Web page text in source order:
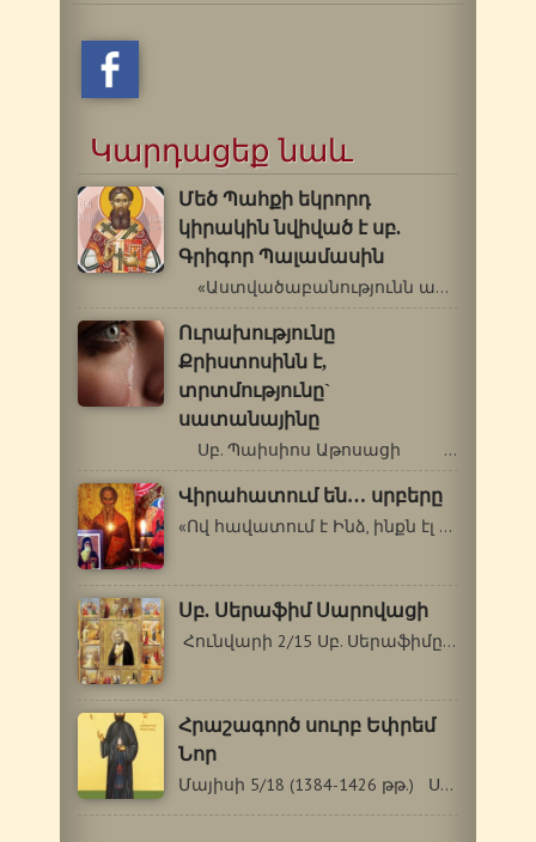
Կարդացեք նաև
Մեծ Պահքի եկրորդ
կիրակին նվիված է սբ.
Գրիգոր Պալամասին
«Աստվածաբանությունն ամբողջանում…
Ուրախությունը
Քրիստոսինն է,
տրտմությունը`
սատանայինը
Սբ. Պաիսիոս Աթոսացի …
Վիրահատում են… սրբերը
«Ով հավատում է Ինձ, ինքն էլ կանի այն…
Սբ. Սերաֆիմ Սարովացի
Հունվարի 2/15 Սբ. Սերաֆիմը (Մկրտության…
Հրաշագործ սուրբ Եփրեմ
Նոր
Մայիսի 5/18 (1384-1426 թթ.) Սուրբ Եփրեմը…